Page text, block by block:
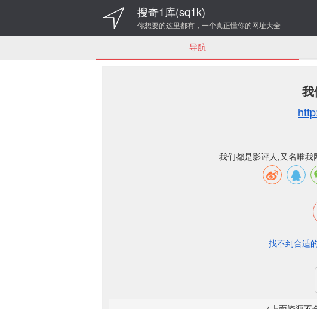
搜奇1库(sq1k)
你想要的这里都有，一个真正懂你的网址大全
导航
我们都是影评人,又名唯我
找不到合适